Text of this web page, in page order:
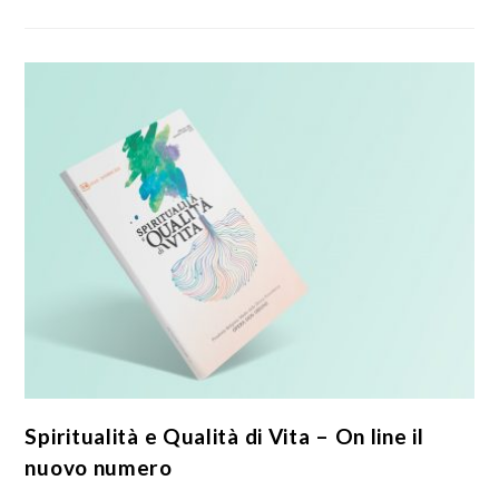
Spiritualità e Qualità di Vita – On line il
nuovo numero